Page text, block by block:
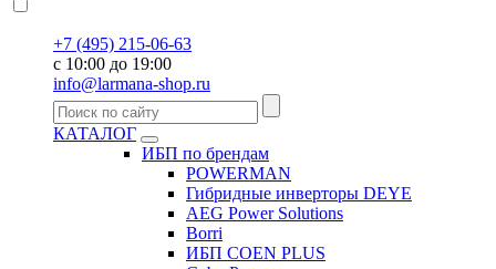
+7 (495) 215-06-63
с 10:00 до 19:00
info@larmana-shop.ru
КАТАЛОГ
ИБП по брендам
POWERMAN
Гибридные инверторы DEYE
AEG Power Solutions
Borri
ИБП COEN PLUS